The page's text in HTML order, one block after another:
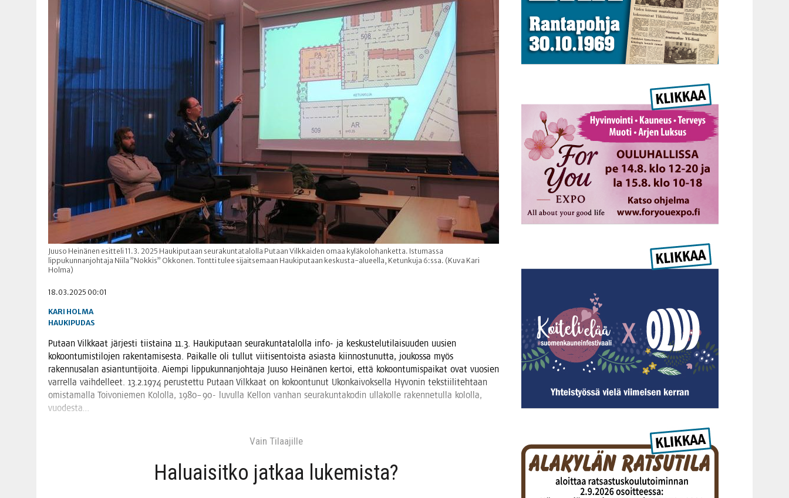
Juuso Heinänen esitteli 11.3. 2025 Haukiputaan seurakuntatalolla Putaan Vilkkaiden omaa kyläkolohanketta. Istumassa
lippukunnanjohtaja Niila ”Nokkis” Okkonen. Tontti tulee sijaitsemaan Haukiputaan keskusta-alueella, Ketunkuja 6:ssa. (Kuva Kari
Holma)
18.03.2025 00:01
KARI HOLMA
HAUKIPUDAS
Putaan Vilk­kaat jär­jes­ti tiis­tai­na 11.3. Hau­ki­pu­taan seu­ra­kun­ta­ta­lol­la info- ja kes­kus­te­lu­ti­lai­suu­den uusien
kokoon­tu­mis­ti­lo­jen raken­ta­mi­ses­ta. Pai­kal­le oli tul­lut vii­ti­sen­tois­ta asias­ta kiin­nos­tu­nut­ta, jou­kos­sa myös
raken­nusa­lan asian­tun­ti­joi­ta. Aiem­pi lip­pu­kun­nan­joh­ta­ja Juuso Hei­nä­nen ker­toi, että kokoon­tu­mis­pai­kat ovat vuo­sien
var­rel­la vaih­del­leet. 13.2.1974 perus­tet­tu Putaan Vilk­kaat on kokoon­tu­nut Ukon­kai­vok­sel­la Hyvo­nin teks­tii­li­teh­taan
omis­ta­mal­la Toi­vo­nie­men Kolol­la, 1980–90- luvul­la Kel­lon van­han seu­ra­kun­ta­ko­din ulla­kol­le raken­ne­tul­la kolol­la,
vuodesta…
Vain Tilaa­jil­le
Haluai­sit­ko jat­kaa lukemista?